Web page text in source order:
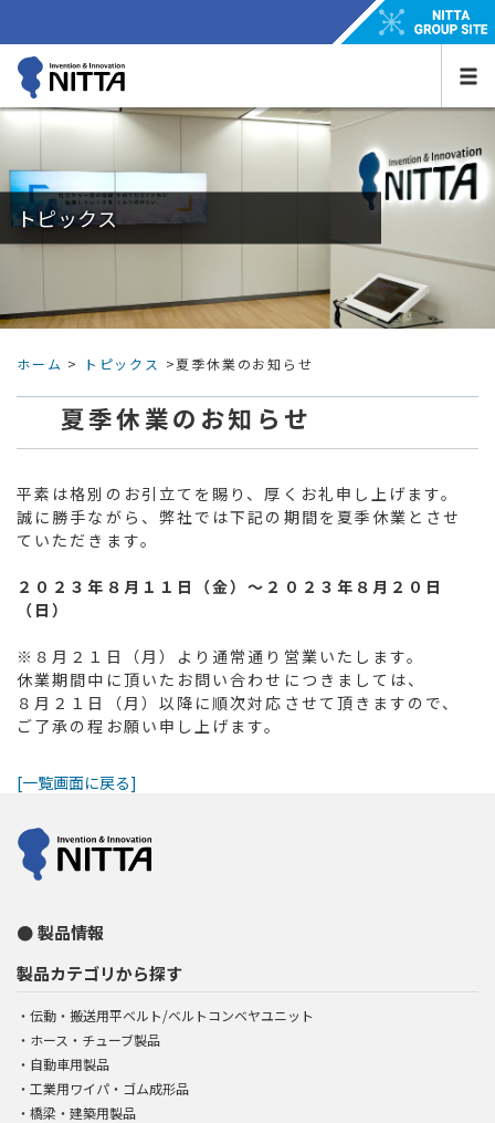
トピックス
ホーム > トピックス >夏季休業のお知らせ
夏季休業のお知らせ
平素は格別のお引立てを賜り、厚くお礼申し上げます。
誠に勝手ながら、弊社では下記の期間を夏季休業とさせ
ていただきます。
２０２３年８月１１日（金）～２０２３年８月２０日
（日）
※８月２１日（月）より通常通り営業いたします。
休業期間中に頂いたお問い合わせにつきましては、
８月２１日（月）以降に順次対応させて頂きますので、
ご了承の程お願い申し上げます。
[一覧画面に戻る]
製品情報
製品カテゴリから探す
伝動・搬送用平ベルト/ベルトコンベヤユニット
ホース・チューブ製品
自動車用製品
工業用ワイパ・ゴム成形品
橋梁・建築用製品